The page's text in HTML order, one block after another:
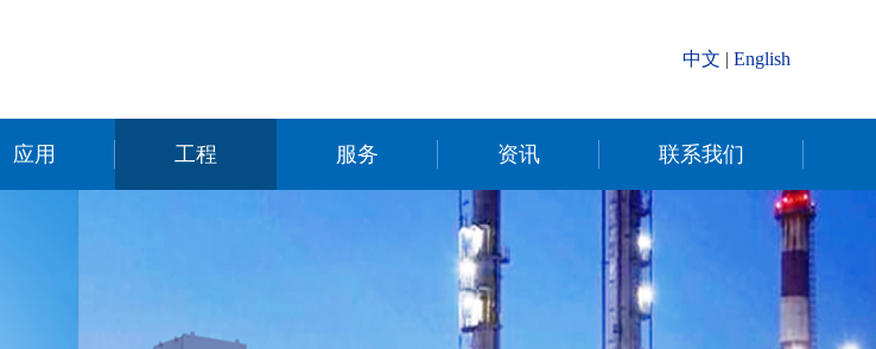
中文 | English
应用 工程 服务 资讯 联系我们